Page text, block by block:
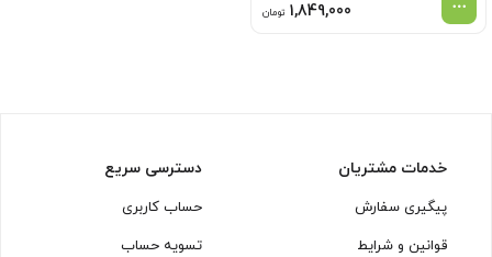
1,849,000 تومان
خدمات مشتریان
پیگیری سفارش
قوانین و شرایط
دسترسی سریع
حساب کاربری
تسویه حساب